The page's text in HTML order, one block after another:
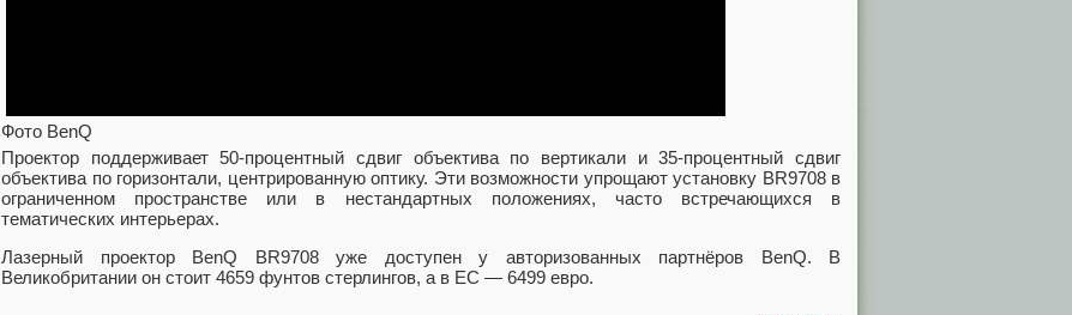
Фото BenQ
Проектор поддерживает 50-процентный сдвиг объектива по вертикали и 35-процентный сдвиг
объектива по горизонтали, центрированную оптику. Эти возможности упрощают установку BR9708 в
ограниченном пространстве или в нестандартных положениях, часто встречающихся в
тематических интерьерах.
Лазерный проектор BenQ BR9708 уже доступен у авторизованных партнёров BenQ. В
Великобритании он стоит 4659 фунтов стерлингов, а в ЕС — 6499 евро.